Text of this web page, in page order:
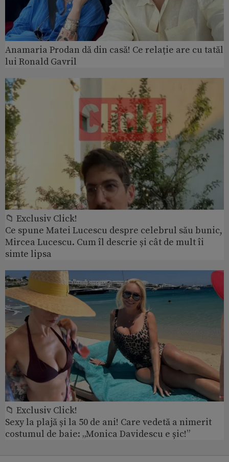
Anamaria Prodan dă din casă! Ce relație are cu tatăl
lui Ronald Gavril
📁 Exclusiv Click!
Ce spune Matei Lucescu despre celebrul său bunic,
Mircea Lucescu. Cum îl descrie și cât de mult îi
simte lipsa
📁 Exclusiv Click!
Sexy la plajă și la 50 de ani! Care vedetă a nimerit
costumul de baie: „Monica Davidescu e șic!”